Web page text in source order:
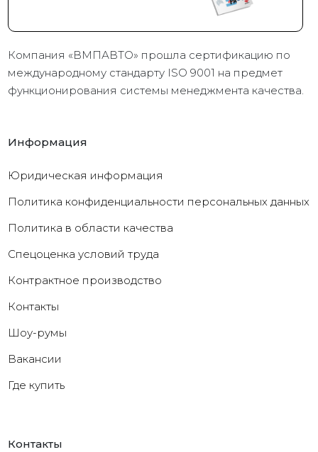
Компания «ВМПАВТО» прошла сертификацию по
международному стандарту ISO 9001 на предмет
функционирования системы менеджмента качества.
Информация
Юридическая информация
Политика конфиденциальности персональных данных
Политика в области качества
Cпецоценка условий труда
Контрактное производство
Контакты
Шоу-румы
Вакансии
Где купить
Контакты